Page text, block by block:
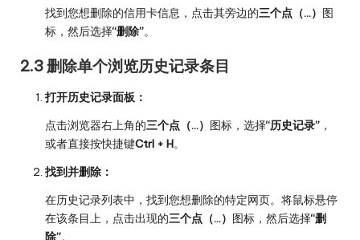
找到您想删除的信用卡信息，点击其旁边的三个点（…） 图
标，然后选择“删除”。
2.3 删除单个浏览历史记录条目
打开历史记录面板：
点击浏览器右上角的三个点（…） 图标，选择“历史记录” ，
或者直接按快捷键Ctrl + H。
找到并删除：
在历史记录列表中，找到您想删除的特定网页。将鼠标悬停
在该条目上，点击出现的三个点（…） 图标，然后选择“删
除”。